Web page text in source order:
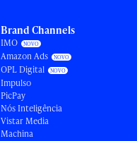
Brand Channels
IMO
Amazon Ads
OPL Digital
Impulso
PicPay
Nós Inteligência
Vistar Media
Machina